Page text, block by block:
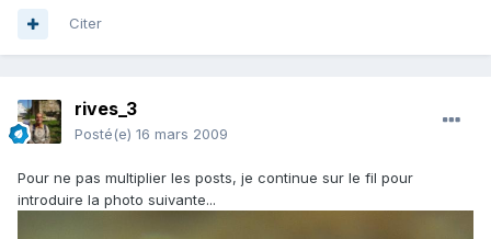
Citer
rives_3
Posté(e) 16 mars 2009
Pour ne pas multiplier les posts, je continue sur le fil pour
introduire la photo suivante...